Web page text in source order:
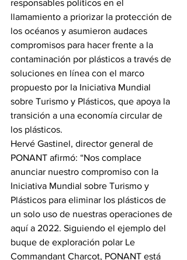
responsables políticos en el
llamamiento a priorizar la protección de
los océanos y asumieron audaces
compromisos para hacer frente a la
contaminación por plásticos a través de
soluciones en línea con el marco
propuesto por la Iniciativa Mundial
sobre Turismo y Plásticos, que apoya la
transición a una economía circular de
los plásticos.
Hervé Gastinel, director general de
PONANT afirmó: “Nos complace
anunciar nuestro compromiso con la
Iniciativa Mundial sobre Turismo y
Plásticos para eliminar los plásticos de
un solo uso de nuestras operaciones de
aquí a 2022. Siguiendo el ejemplo del
buque de exploración polar Le
Commandant Charcot, PONANT está